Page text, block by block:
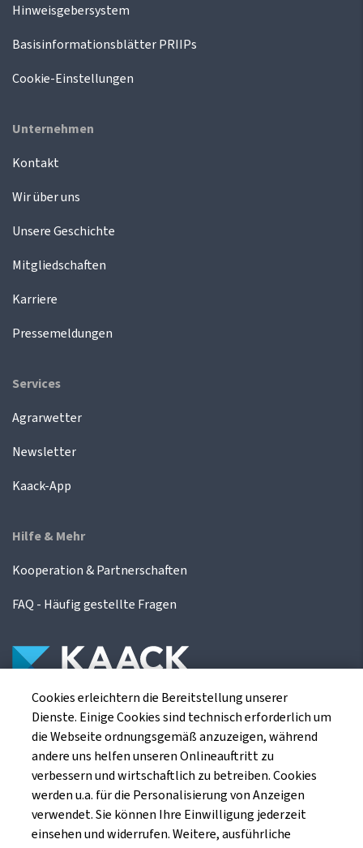
Hinweisgebersystem
Basisinformationsblätter PRIIPs
Cookie-Einstellungen
Unternehmen
Kontakt
Wir über uns
Unsere Geschichte
Mitgliedschaften
Karriere
Pressemeldungen
Services
Agrarwetter
Newsletter
Kaack-App
Hilfe & Mehr
Kooperation & Partnerschaften
FAQ - Häufig gestellte Fragen
Die Kaack Terminhandel GmbH ist ein
Finanzdienstleistungsinstitut für die europäischen
Agrarterminbörsen.
Kaack Terminhandel GmbH
Am Markt 8
Cookies erleichtern die Bereitstellung unserer
Dienste. Einige Cookies sind technisch erforderlich um
die Webseite ordnungsgemäß anzuzeigen, während
andere uns helfen unseren Onlineauftritt zu
verbessern und wirtschaftlich zu betreiben. Cookies
werden u.a. für die Personalisierung von Anzeigen
verwendet. Sie können Ihre Einwilligung jederzeit
einsehen und widerrufen. Weitere, ausführliche